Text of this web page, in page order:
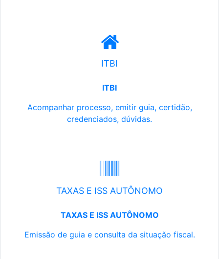
ITBI
ITBI
Acompanhar processo, emitir guia, certidão,
credenciados, dúvidas.
TAXAS E ISS AUTÔNOMO
TAXAS E ISS AUTÔNOMO
Emissão de guia e consulta da situação fiscal.